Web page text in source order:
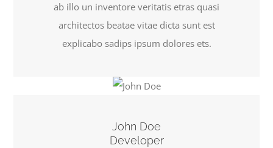
ab illo un inventore veritatis etras quasi
architectos beatae vitae dicta sunt est
explicabo sadips ipsum dolores ets.
John Doe
Developer